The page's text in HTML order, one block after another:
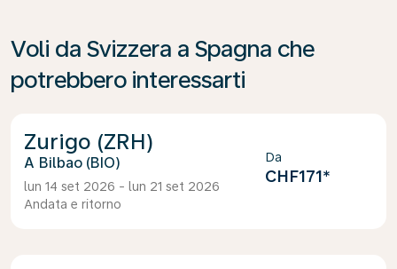
Voli da Svizzera a Spagna che
potrebbero interessarti
Zurigo (ZRH)
Bilbao (BIO)
lun 14 set 2026 - lun 21 set 2026
Andata e ritorno
Da
CHF171*